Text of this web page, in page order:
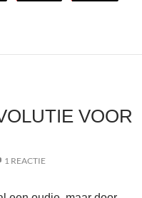
VOOR
1 REACTIE